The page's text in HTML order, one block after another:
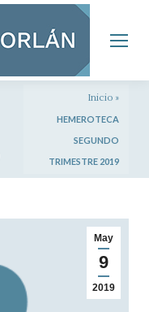
Inicio »
HEMEROTECA
SEGUNDO
TRIMESTRE 2019
May
9
2019